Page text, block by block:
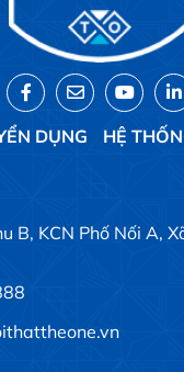
DỤNG HỆ
B, KCN Phố Nối A,